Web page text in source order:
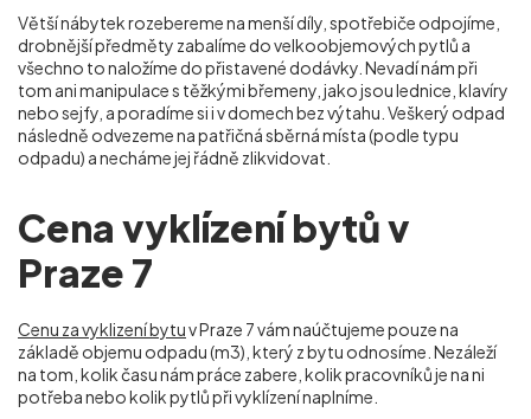
Větší nábytek rozebereme na menší díly, spotřebiče odpojíme,
drobnější předměty zabalíme do velkoobjemových pytlů a
všechno to naložíme do přistavené dodávky. Nevadí nám při
tom ani manipulace s těžkými břemeny, jako jsou lednice, klavíry
nebo sejfy, a poradíme si i v domech bez výtahu. Veškerý odpad
následně odvezeme na patřičná sběrná místa (podle typu
odpadu) a necháme jej řádně zlikvidovat.
Cena vyklízení bytů v
Praze 7
Cenu za vyklizení bytuv Praze 7 vám naúčtujeme pouze na
základě objemu odpadu (m3), který z bytu odnosíme. Nezáleží
na tom, kolik času nám práce zabere, kolik pracovníků je na ni
potřeba nebo kolik pytlů při vyklízení naplníme.